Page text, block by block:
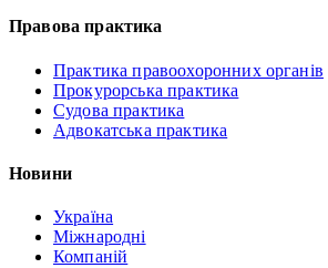
Правова практика
Практика правоохоронних органів
Прокурорська практика
Судова практика
Адвокатська практика
Новини
Україна
Міжнародні
Компаній